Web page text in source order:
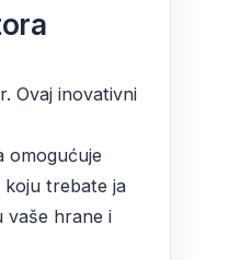
Ovaj inovativni
omogućuje
trebate ja
vaše hrane i